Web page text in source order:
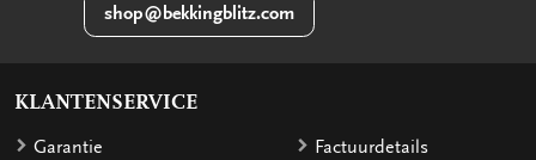
shop@bekkingblitz.com
KLANTENSERVICE
Garantie
Factuurdetails